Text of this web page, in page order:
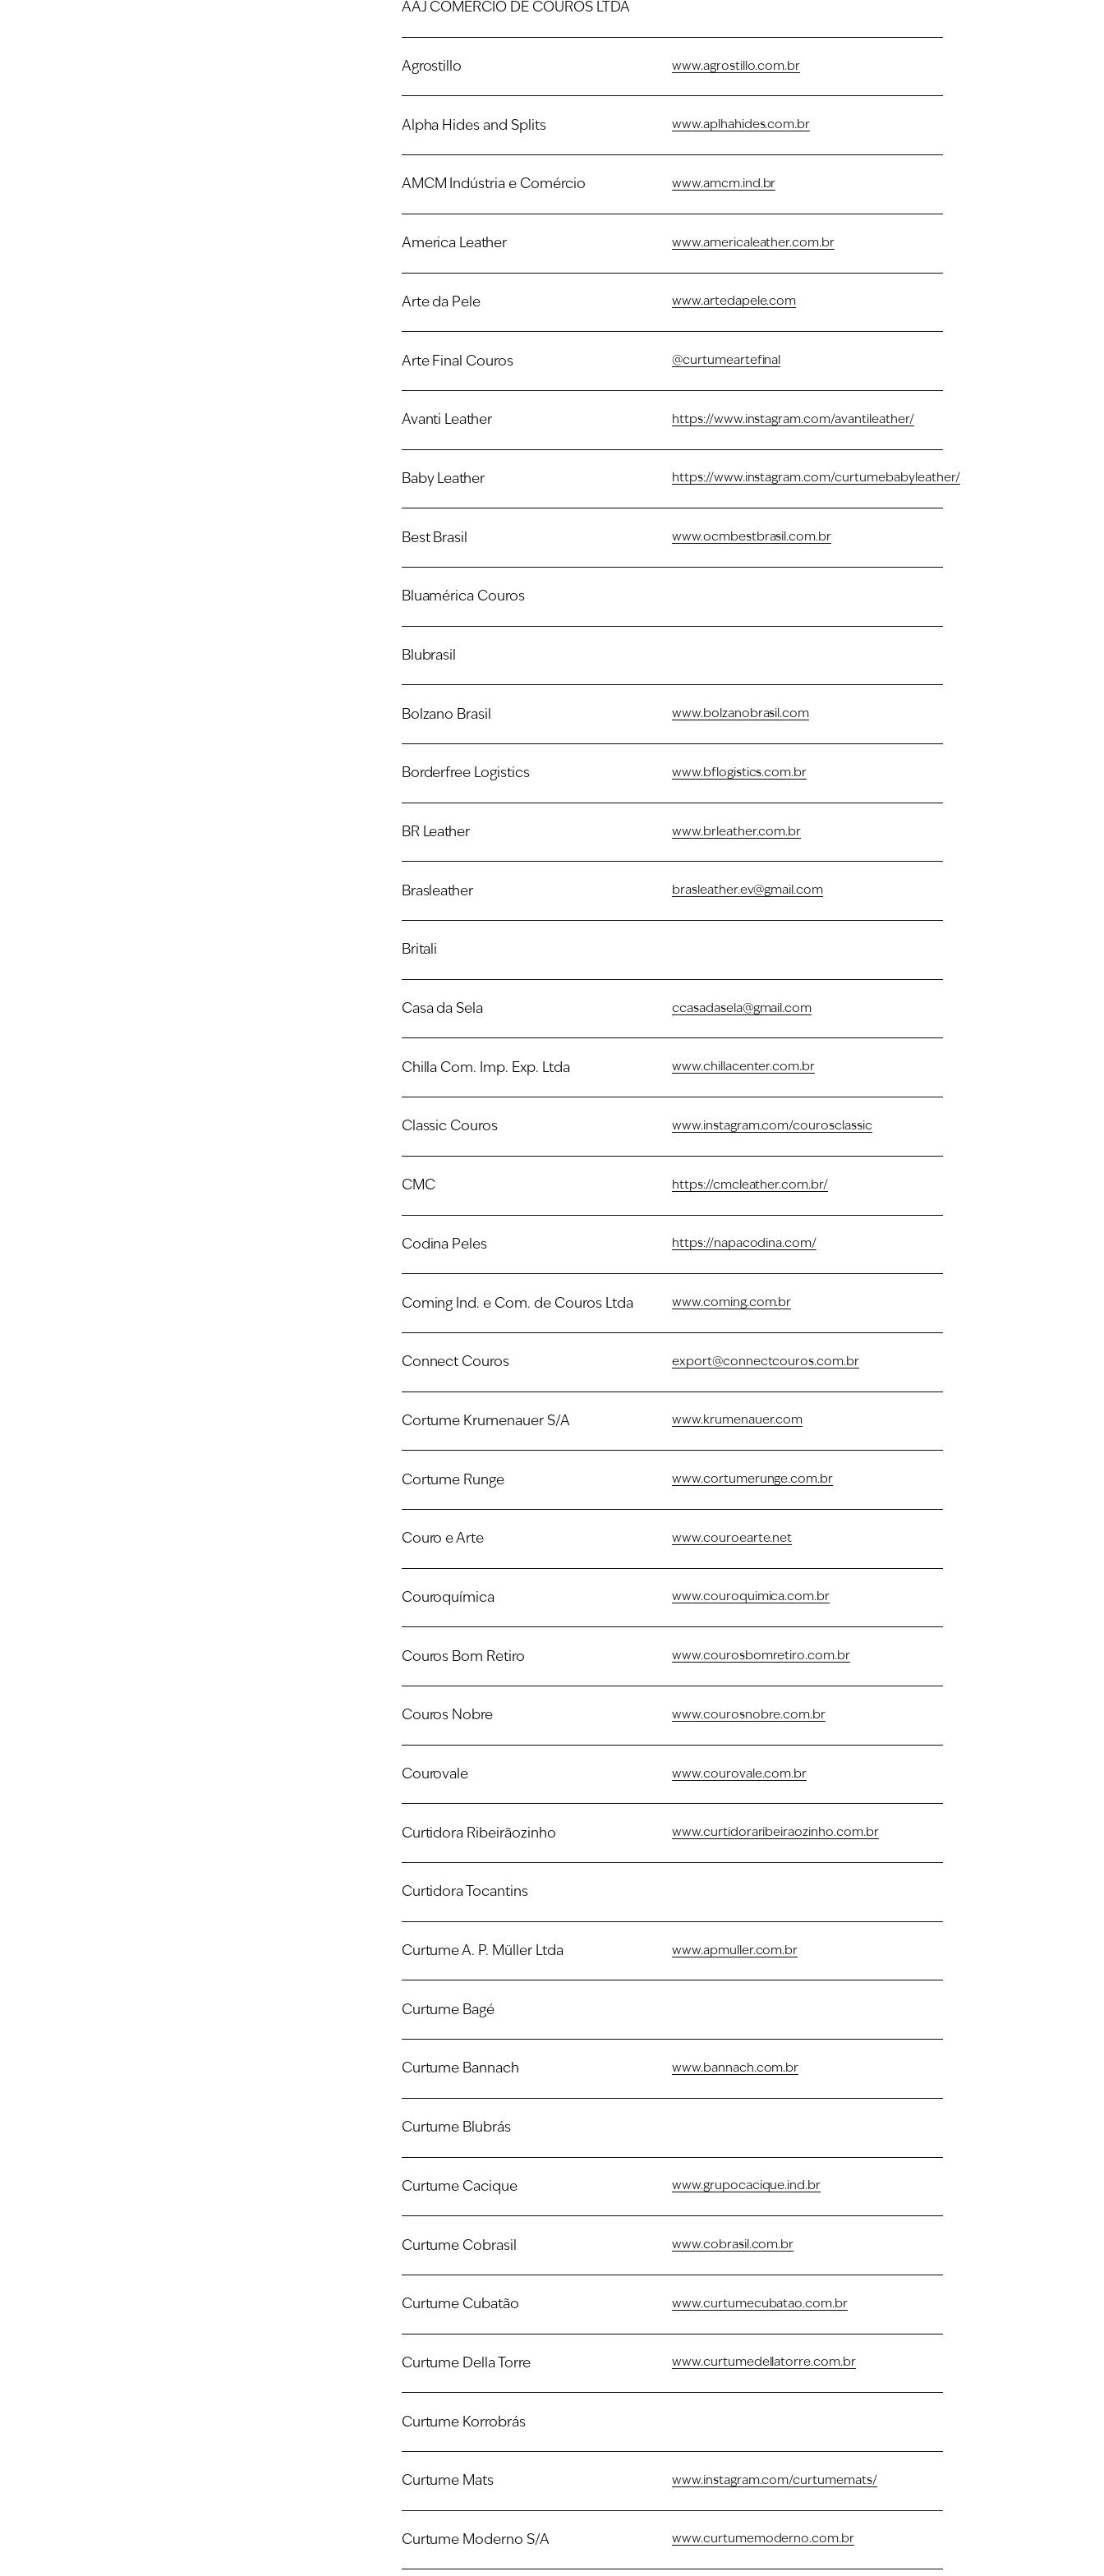
AAJ COMÉRCIO DE COUROS LTDA
Agrostillo www.agrostillo.com.br
Alpha Hides and Splits www.aplhahides.com.br
AMCM Indústria e Comércio www.amcm.ind.br
America Leather www.americaleather.com.br
Arte da Pele www.artedapele.com
Arte Final Couros @curtumeartefinal
Avanti Leather https://www.instagram.com/avantileather/
Baby Leather https://www.instagram.com/curtumebabyleather/
Best Brasil www.ocmbestbrasil.com.br
Bluamérica Couros
Blubrasil
Bolzano Brasil www.bolzanobrasil.com
Borderfree Logistics www.bflogistics.com.br
BR Leather www.brleather.com.br
Brasleather brasleather.ev@gmail.com
Britali
Casa da Sela ccasadasela@gmail.com
Chilla Com. Imp. Exp. Ltda www.chillacenter.com.br
Classic Couros www.instagram.com/courosclassic
CMC https://cmcleather.com.br/
Codina Peles https://napacodina.com/
Coming Ind. e Com. de Couros Ltda www.coming.com.br
Connect Couros export@connectcouros.com.br
Cortume Krumenauer S/A www.krumenauer.com
Cortume Runge www.cortumerunge.com.br
Couro e Arte www.couroearte.net
Couroquímica www.couroquimica.com.br
Couros Bom Retiro www.courosbomretiro.com.br
Couros Nobre www.courosnobre.com.br
Courovale www.courovale.com.br
Curtidora Ribeirãozinho www.curtidoraribeiraozinho.com.br
Curtidora Tocantins
Curtume A. P. Müller Ltda www.apmuller.com.br
Curtume Bagé
Curtume Bannach www.bannach.com.br
Curtume Blubrás
Curtume Cacique www.grupocacique.ind.br
Curtume Cobrasil www.cobrasil.com.br
Curtume Cubatão www.curtumecubatao.com.br
Curtume Della Torre www.curtumedellatorre.com.br
Curtume Korrobrás
Curtume Mats www.instagram.com/curtumemats/
Curtume Moderno S/A www.curtumemoderno.com.br